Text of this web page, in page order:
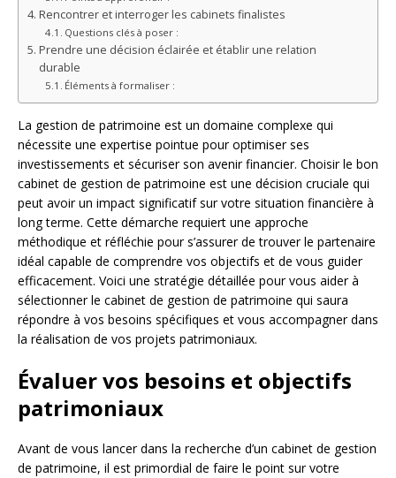
Rencontrer et interroger les cabinets finalistes
Questions clés à poser :
Prendre une décision éclairée et établir une relation
durable
Éléments à formaliser :
La gestion de patrimoine est un domaine complexe qui
nécessite une expertise pointue pour optimiser ses
investissements et sécuriser son avenir financier. Choisir le bon
cabinet de gestion de patrimoine est une décision cruciale qui
peut avoir un impact significatif sur votre situation financière à
long terme. Cette démarche requiert une approche
méthodique et réfléchie pour s’assurer de trouver le partenaire
idéal capable de comprendre vos objectifs et de vous guider
efficacement. Voici une stratégie détaillée pour vous aider à
sélectionner le cabinet de gestion de patrimoine qui saura
répondre à vos besoins spécifiques et vous accompagner dans
la réalisation de vos projets patrimoniaux.
Évaluer vos besoins et objectifs
patrimoniaux
Avant de vous lancer dans la recherche d’un cabinet de gestion
de patrimoine, il est primordial de faire le point sur votre